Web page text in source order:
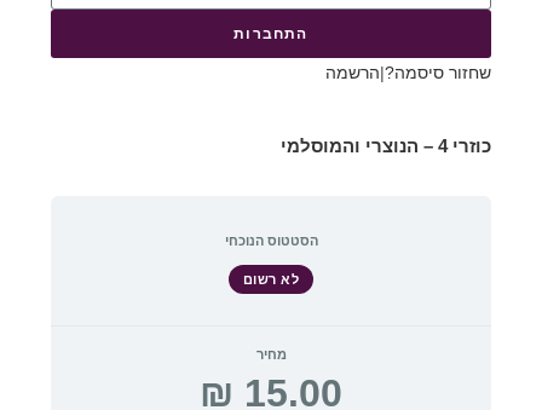
התחברות
שחזור סיסמה?|הרשמה
כוזרי 4 – הנוצרי והמוסלמי
הסטטוס הנוכחי
לא רשום
מחיר